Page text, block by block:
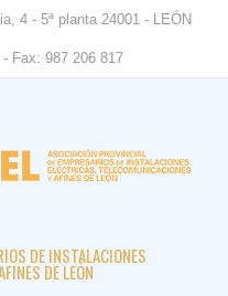
4 - 5ª planta 24001 - LEÓN
Fax: 987 206 817
DE INSTALACIONES
DE LEÓN